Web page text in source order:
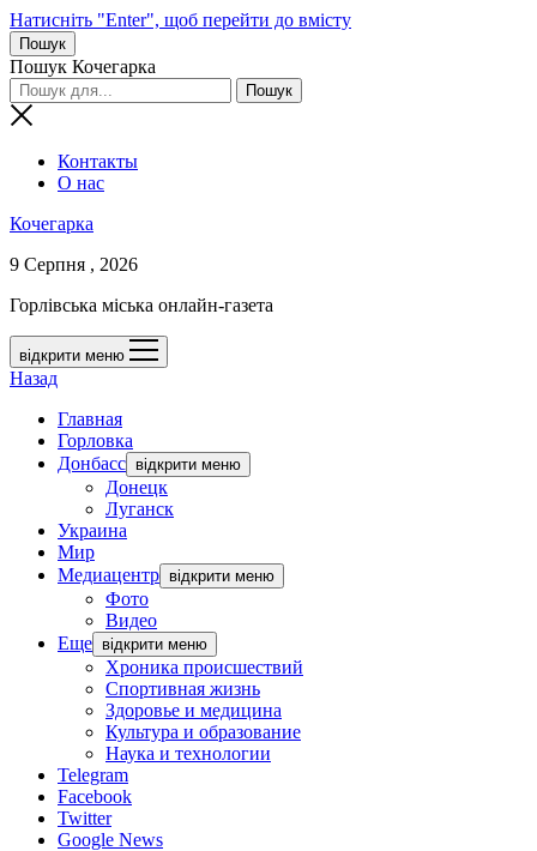
Натисніть "Enter", щоб перейти до вмісту
Пошук
Пошук Кочегарка
Контакты
О нас
Кочегарка
9 Серпня , 2026
Горлівська міська онлайн-газета
відкрити меню
Назад
Главная
Горловка
Донбасс відкрити меню
Донецк
Луганск
Украина
Мир
Медиацентр відкрити меню
Фото
Видео
Еще відкрити меню
Хроника происшествий
Спортивная жизнь
Здоровье и медицина
Культура и образование
Наука и технологии
Telegram
Facebook
Twitter
Google News